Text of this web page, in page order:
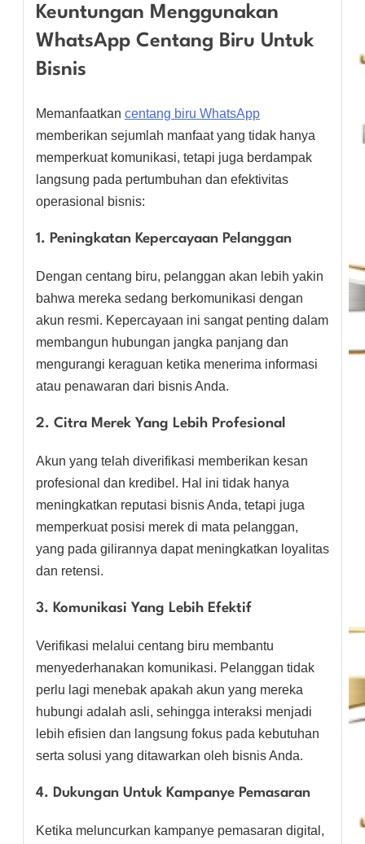
Keuntungan Menggunakan
WhatsApp Centang Biru Untuk
Bisnis
Memanfaatkan centang biru WhatsApp
memberikan sejumlah manfaat yang tidak hanya
memperkuat komunikasi, tetapi juga berdampak
langsung pada pertumbuhan dan efektivitas
operasional bisnis:
1. Peningkatan Kepercayaan Pelanggan
Dengan centang biru, pelanggan akan lebih yakin
bahwa mereka sedang berkomunikasi dengan
akun resmi. Kepercayaan ini sangat penting dalam
membangun hubungan jangka panjang dan
mengurangi keraguan ketika menerima informasi
atau penawaran dari bisnis Anda.
2. Citra Merek Yang Lebih Profesional
Akun yang telah diverifikasi memberikan kesan
profesional dan kredibel. Hal ini tidak hanya
meningkatkan reputasi bisnis Anda, tetapi juga
memperkuat posisi merek di mata pelanggan,
yang pada gilirannya dapat meningkatkan loyalitas
dan retensi.
3. Komunikasi Yang Lebih Efektif
Verifikasi melalui centang biru membantu
menyederhanakan komunikasi. Pelanggan tidak
perlu lagi menebak apakah akun yang mereka
hubungi adalah asli, sehingga interaksi menjadi
lebih efisien dan langsung fokus pada kebutuhan
serta solusi yang ditawarkan oleh bisnis Anda.
4. Dukungan Untuk Kampanye Pemasaran
Ketika meluncurkan kampanye pemasaran digital,